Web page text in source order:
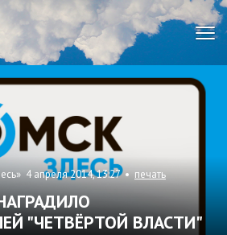
4 апреля 2014, 13:27 • печать
"ЧЕТВЁРТОЙ ВЛАСТИ"